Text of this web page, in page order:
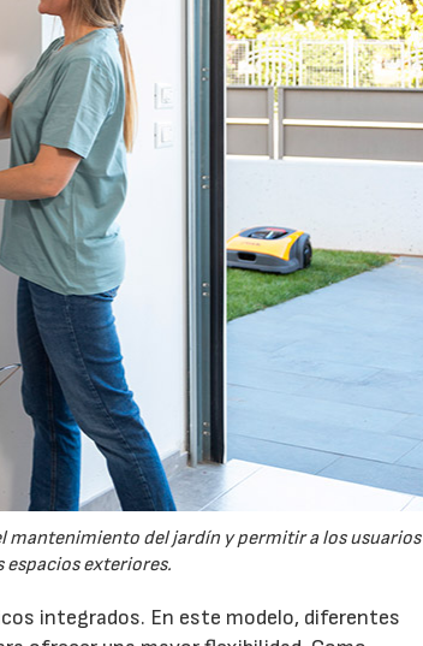
mantenimiento del jardín y permitir a los usuarios
exteriores.
integrados. En este modelo, diferentes